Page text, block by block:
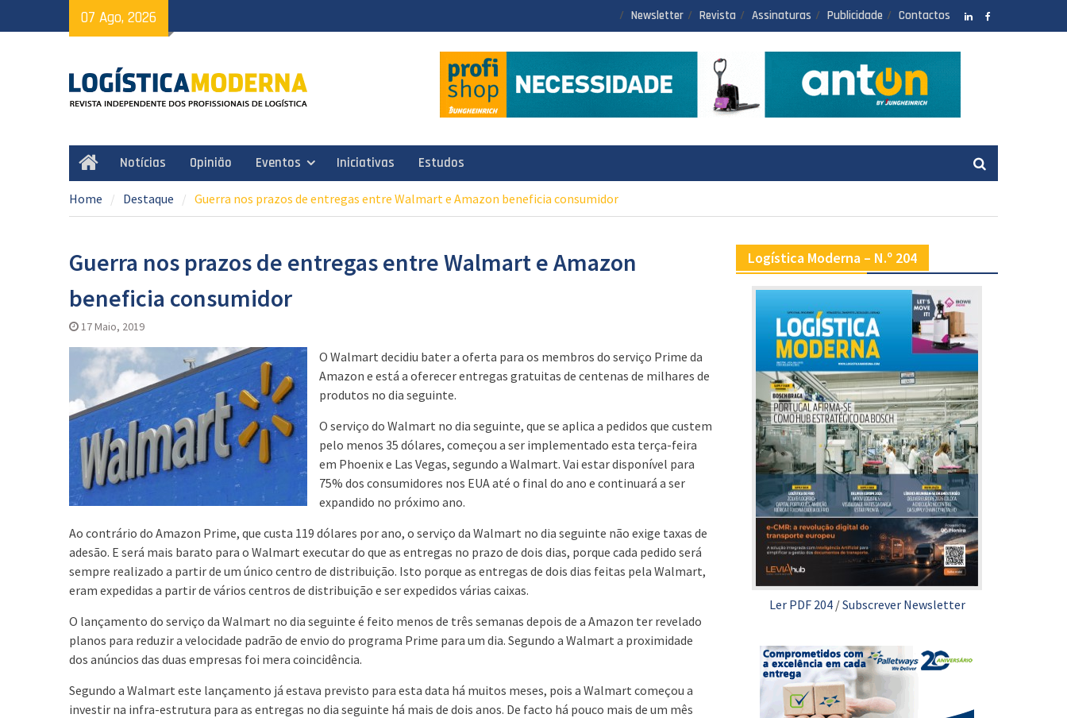
to
07 Ago, 2026 Newsletter Revista Assinaturas Publicidade Contactos
HomeNotícias Opinião Eventos Iniciativas Estudos
Home Destaque Guerra nos prazos de entregas entre Walmart e Amazon beneficia consumidor
Guerra nos prazos de entregas entre Walmart e Amazon
beneficia consumidor
17 Maio, 2019
O Walmart decidiu bater a oferta para os membros do serviço Prime da
Amazon e está a oferecer entregas gratuitas de centenas de milhares de
produtos no dia seguinte.
O serviço do Walmart no dia seguinte, que se aplica a pedidos que custem
pelo menos 35 dólares, começou a ser implementado esta terça-feira
em Phoenix e Las Vegas, segundo a Walmart. Vai estar disponível para
75% dos consumidores nos EUA até o final do ano e continuará a ser
expandido no próximo ano.
Ao contrário do Amazon Prime, que custa 119 dólares por ano, o serviço da Walmart no dia seguinte não exige taxas de
adesão. E será mais barato para o Walmart executar do que as entregas no prazo de dois dias, porque cada pedido será
sempre realizado a partir de um único centro de distribuição. Isto porque as entregas de dois dias feitas pela Walmart,
eram expedidas a partir de vários centros de distribuição e ser expedidos várias caixas.
O lançamento do serviço da Walmart no dia seguinte é feito menos de três semanas depois de a Amazon ter revelado
planos para reduzir a velocidade padrão de envio do programa Prime para um dia. Segundo a Walmart a proximidade
dos anúncios das duas empresas foi mera coincidência.
Segundo a Walmart este lançamento já estava previsto para esta data há muitos meses, pois a Walmart começou a
investir na infra-estrutura para as entregas no dia seguinte há mais de dois anos. De facto há pouco mais de um mês
Logística Moderna – N.º 204
Ler PDF 204/Subscrever Newsletter